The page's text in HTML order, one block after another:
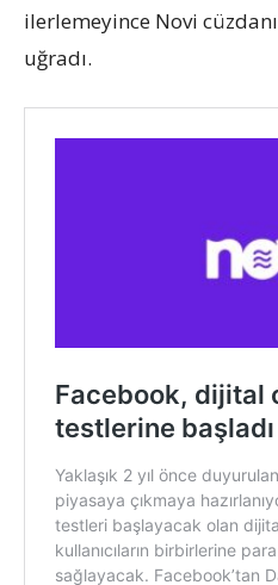
ilerlemeyince Novi
uğradı.